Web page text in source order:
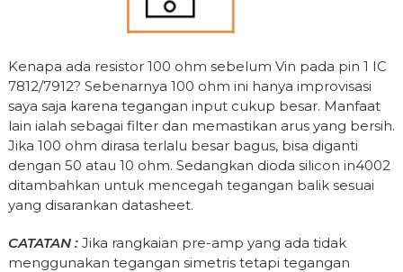
Kenapa ada resistor 100 ohm sebelum Vin pada pin 1 IC
7812/7912? Sebenarnya 100 ohm ini hanya improvisasi
saya saja karena tegangan input cukup besar. Manfaat
lain ialah sebagai filter dan memastikan arus yang bersih.
Jika 100 ohm dirasa terlalu besar bagus, bisa diganti
dengan 50 atau 10 ohm. Sedangkan dioda silicon in4002
ditambahkan untuk mencegah tegangan balik sesuai
yang disarankan datasheet.
CATATAN :Jika rangkaian pre-amp yang ada tidak
menggunakan tegangan simetris tetapi tegangan